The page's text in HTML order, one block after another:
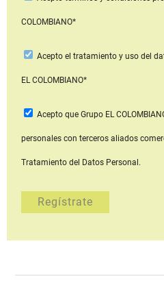
COLOMBIANO*
Acepto el tratamiento y uso del
EL COLOMBIANO*
Acepto que Grupo EL
personales con terceros aliados
Tratamiento del Datos Personal.